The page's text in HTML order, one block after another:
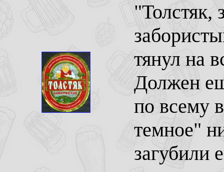
"Толстяк,
тянул на
Должен
по всему
темное"
загубили